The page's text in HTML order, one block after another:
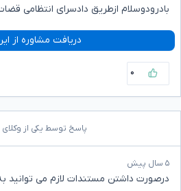
بادرودوسلام ازطریق دادسرای انتظامی
دریافت مشاوره از
۰
پاسخ توسط یکی از وکلای
۵ سال پیش
درصورت داشتن مستندات لازم می توانید